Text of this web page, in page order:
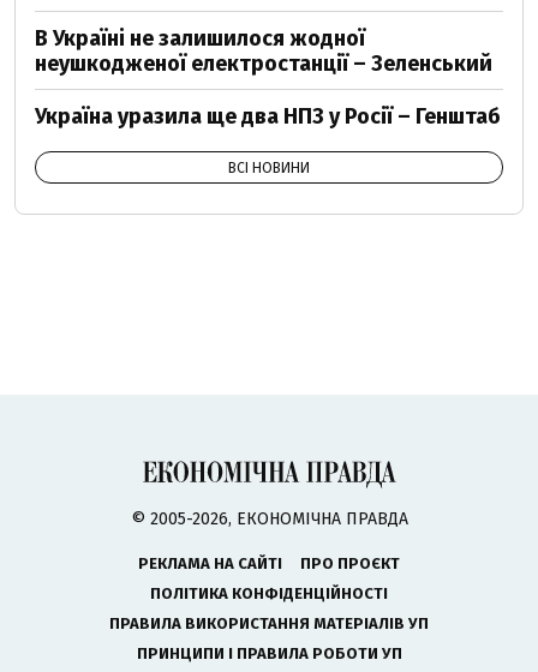
В Україні не залишилося жодної
неушкодженої електростанції – Зеленський
Україна уразила ще два НПЗ у Росії – Генштаб
ВСІ НОВИНИ
© 2005-2026, ЕКОНОМІЧНА ПРАВДА
РЕКЛАМА НА САЙТІ
ПРО ПРОЄКТ
ПОЛІТИКА КОНФІДЕНЦІЙНОСТІ
ПРАВИЛА ВИКОРИСТАННЯ МАТЕРІАЛІВ УП
ПРИНЦИПИ І ПРАВИЛА РОБОТИ УП